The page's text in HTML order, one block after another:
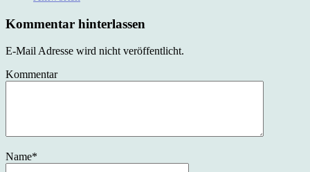
Kommentar hinterlassen
E-Mail Adresse wird nicht veröffentlicht.
Kommentar
Name*